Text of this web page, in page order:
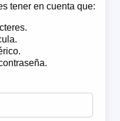
tener en cuenta que: